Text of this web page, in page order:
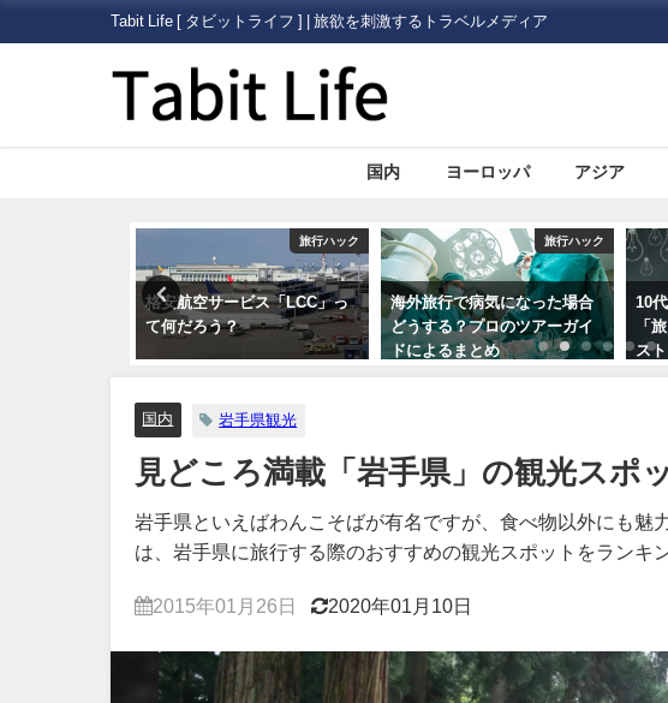
Tabit Life [ タビットライフ ] | 旅欲を刺激するトラベルメディア
国内 ヨーロッパ アジア
旅行ハック
海外旅行で病気になった場合
どうする？プロのツアーガイ
旅行ハック
10代〜60代の100人に聞いた
「旅にいきたくなる映画」ベ
スト３
海
国内 岩手県観光
見どころ満載「岩手県」の観光スポ
岩手県といえばわんこそばが有名ですが、食べ物以外にも魅
は、岩手県に旅行する際のおすすめの観光スポットをランキ
2015年01月26日 2020年01月10日